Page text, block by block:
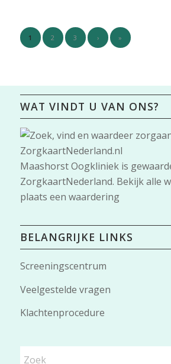
1 2 3 › »
WAT VINDT U VAN ONS?
Maashorst Oogkliniekis
ZorgkaartNederland. Bekijk alle
plaats een waardering
BELANGRIJKE LINKS
Screeningscentrum
Veelgestelde vragen
Klachtenprocedure